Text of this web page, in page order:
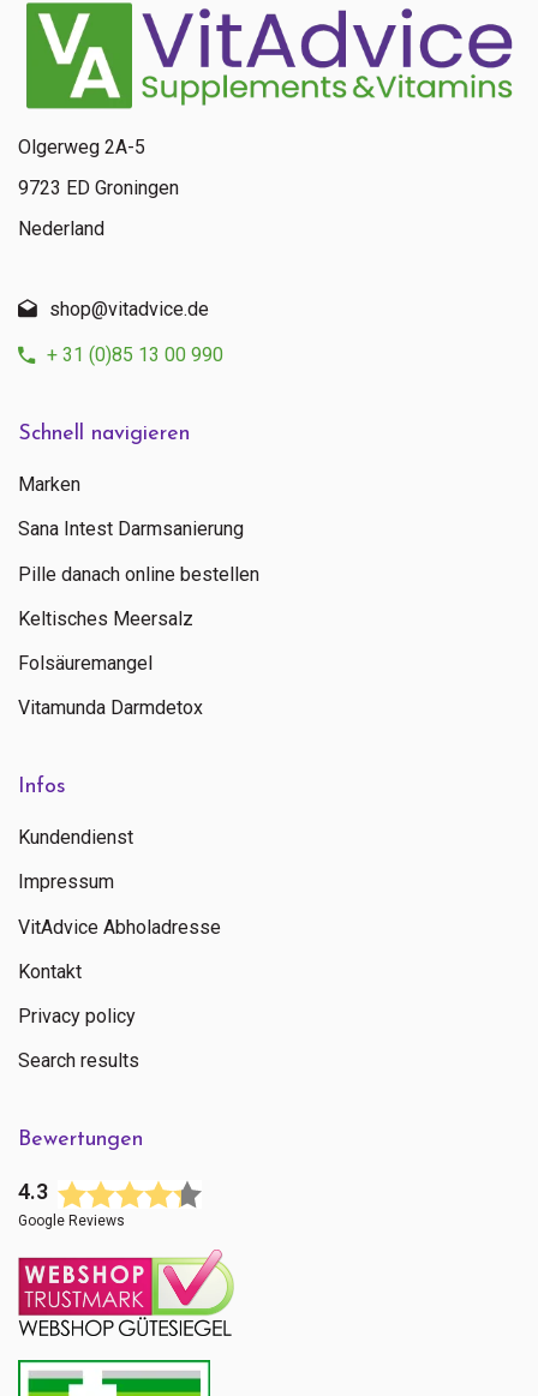
Schnell navigieren
Marken
Sana Intest Darmsanierung
Pille danach online bestellen
Keltisches Meersalz
Folsäuremangel
Vitamunda Darmdetox
Infos
Kundendienst
Impressum
VitAdvice Abholadresse
Kontakt
Privacy policy
Search results
Bewertungen
4.3
Google Reviews
Olgerweg 2A-5
9723 ED Groningen
Nederland
shop@vitadvice.de
+ 31 (0)85 13 00 990